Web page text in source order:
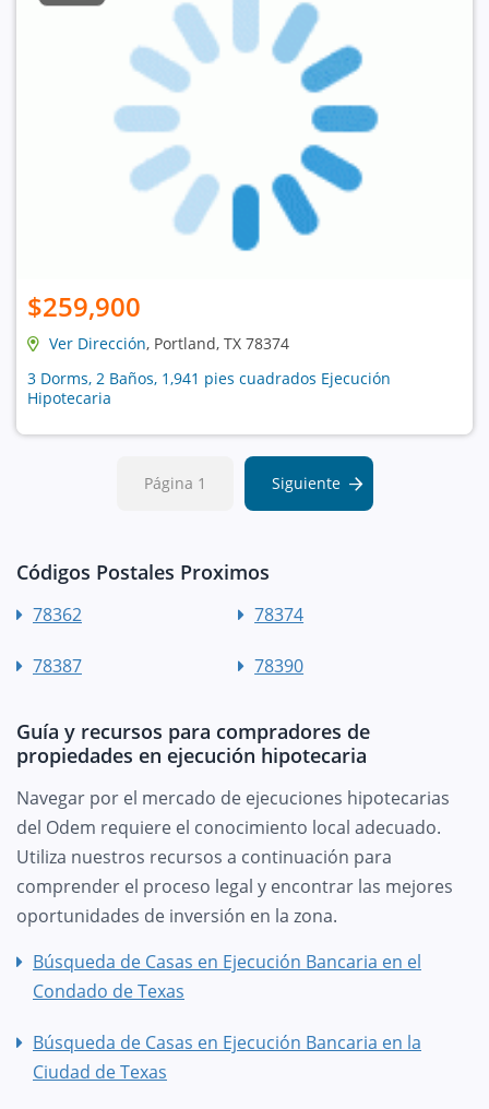
$259,900
Ver Dirección, Portland, TX 78374
3 Dorms, 2 Baños, 1,941 pies cuadrados Ejecución
Hipotecaria
Página 1 Siguiente
Códigos Postales Proximos
78362 78374
78387 78390
Guía y recursos para compradores de
propiedades en ejecución hipotecaria
Navegar por el mercado de ejecuciones hipotecarias
del Odem requiere el conocimiento local adecuado.
Utiliza nuestros recursos a continuación para
comprender el proceso legal y encontrar las mejores
oportunidades de inversión en la zona.
Búsqueda de Casas en Ejecución Bancaria en el
Condado de Texas
Búsqueda de Casas en Ejecución Bancaria en la
Ciudad de Texas